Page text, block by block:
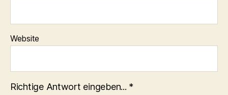
Website
Richtige Antwort eingeben... *